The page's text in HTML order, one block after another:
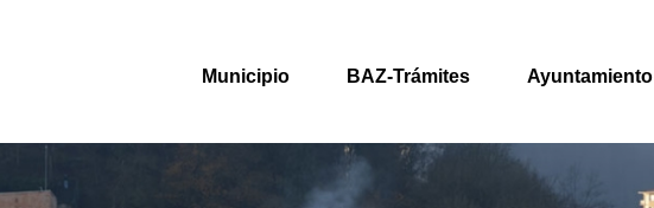
Municipio BAZ-Trámites Ayuntamiento